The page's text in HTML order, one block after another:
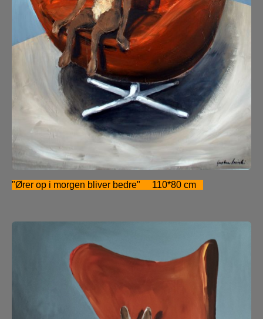
"Ører op i morgen bliver bedre" 110*80 cm